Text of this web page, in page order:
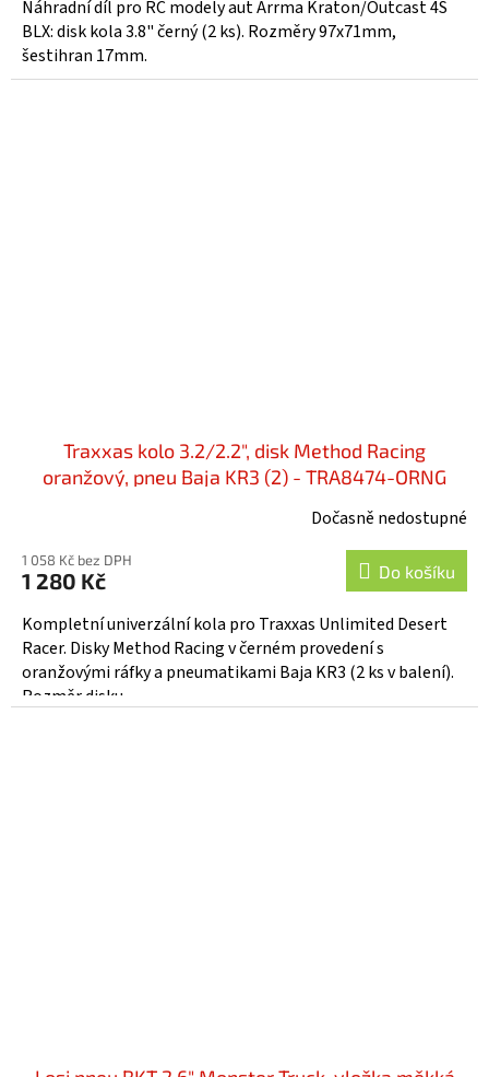
Náhradní díl pro RC modely aut Arrma Kraton/Outcast 4S
BLX: disk kola 3.8" černý (2 ks). Rozměry 97x71mm,
šestihran 17mm.
Traxxas kolo 3.2/2.2", disk Method Racing
oranžový, pneu Baja KR3 (2) - TRA8474-ORNG
Dočasně nedostupné
1 058 Kč bez DPH
1 280 Kč Do košíku
Kompletní univerzální kola pro Traxxas Unlimited Desert
Racer. Disky Method Racing v černém provedení s
oranžovými ráfky a pneumatikami Baja KR3 (2 ks v balení).
Rozměr disku...